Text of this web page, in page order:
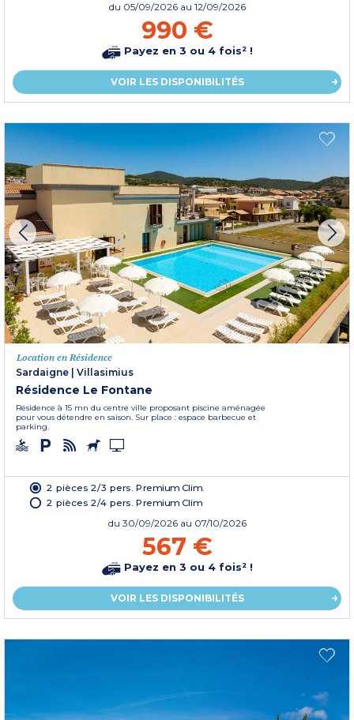
du 05/09/2026 au 12/09/2026
990 €
Payez en 3 ou 4 fois² !
VOIR LES DISPONIBILITÉS
Location en Résidence
Sardaigne | Villasimius
Résidence Le Fontane
Résidence à 15 mn du centre ville proposant piscine aménagée
pour vous détendre en saison. Sur place : espace barbecue et
parking.
2 pièces 2/3 pers. Premium Clim.
2 pièces 2/4 pers. Premium Clim
du 30/09/2026 au 07/10/2026
567 €
Payez en 3 ou 4 fois² !
VOIR LES DISPONIBILITÉS